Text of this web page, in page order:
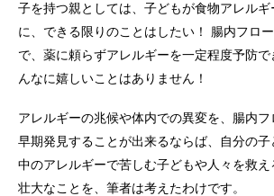
子を持つ親としては、子どもが食物アレルギ
に、できる限りのことはしたい！ 腸内フロ
で、薬に頼らずアレルギーを一定程度予防で
んなに嬉しいことはありません！
アレルギーの兆候や体内での異変を、腸内
早期発見することが出来るならば、自分の
中のアレルギーで苦しむ子どもや人々を救
壮大なことを、筆者は考えたわけです。